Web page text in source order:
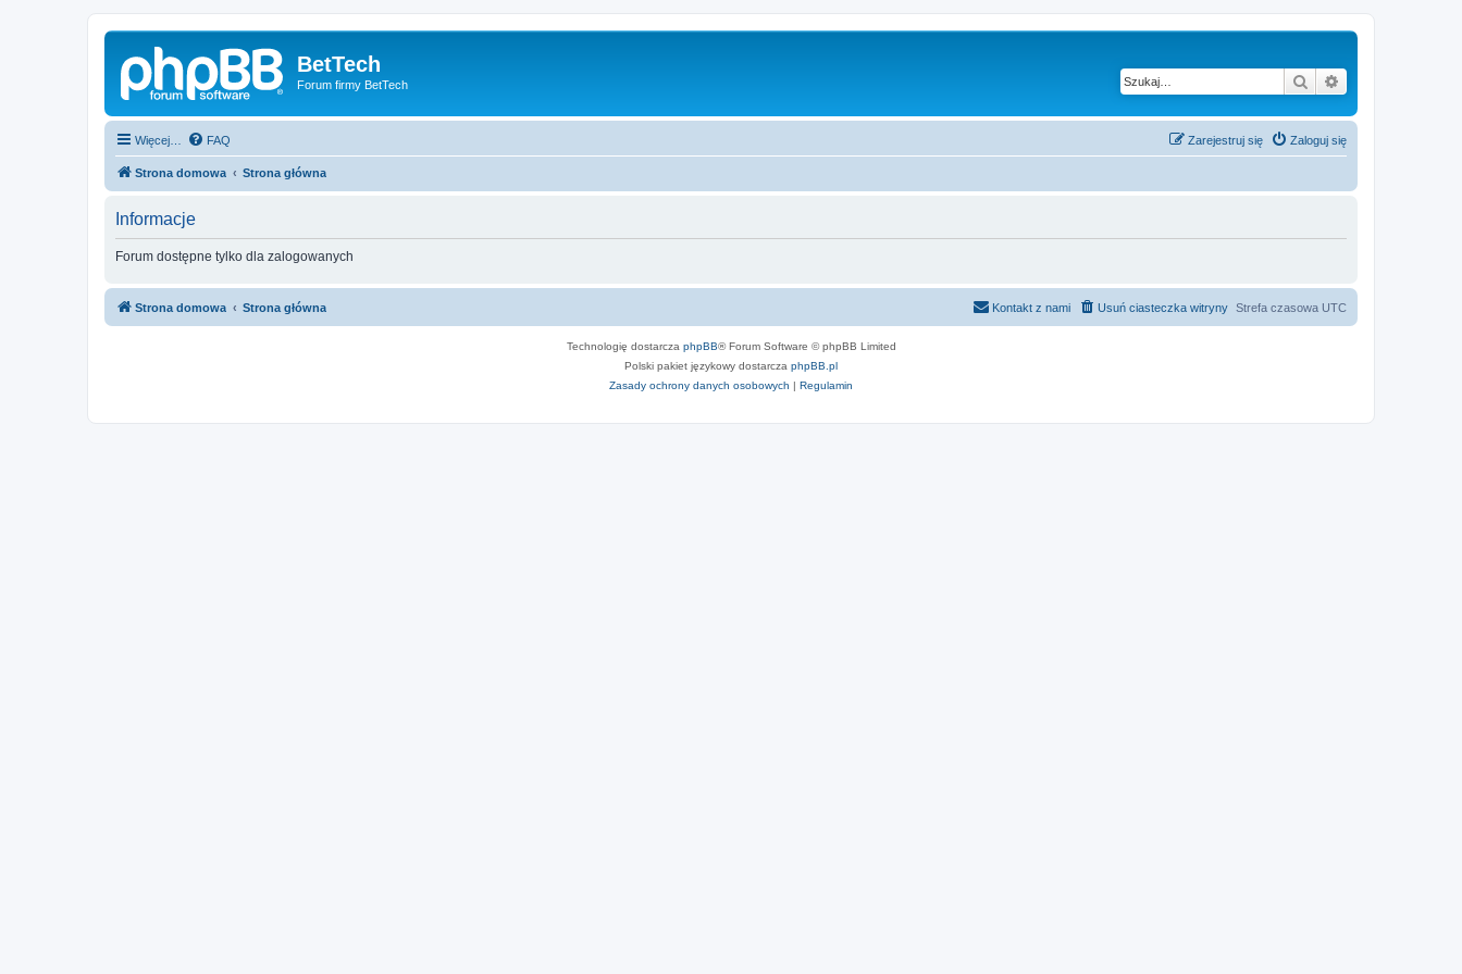
BetTech
Forum firmy BetTech Szukaj
Więcej… FAQ Zaloguj się
Zarejestruj się
Strona domowa Strona główna
Informacje
Forum dostępne tylko dla zalogowanych
Strona domowa Strona główna Strefa czasowa UTC
Usuń ciasteczka witryny
Kontakt z nami
Technologię dostarcza phpBB® Forum Software © phpBB Limited
Polski pakiet językowy dostarcza phpBB.pl
Zasady ochrony danych osobowych | Regulamin